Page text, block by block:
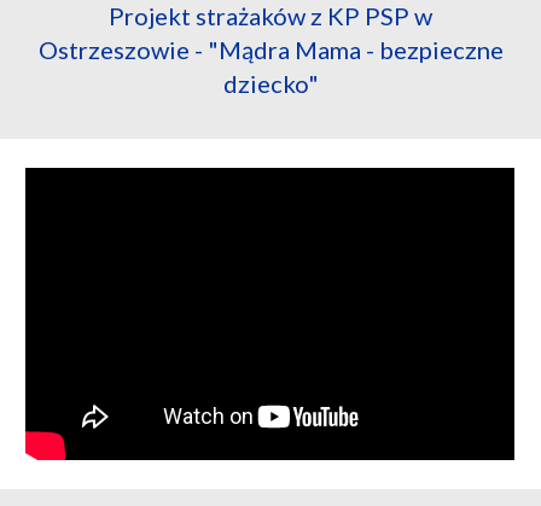
Projekt strażaków z KP PSP w
Ostrzeszowie - "Mądra Mama - bezpieczne
dziecko"